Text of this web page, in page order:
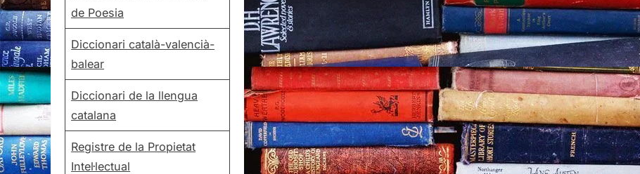
de Poesia
Diccionari català-valencià-
balear
Diccionari de la llengua
catalana
Registre de la Propietat
Intel·lectual